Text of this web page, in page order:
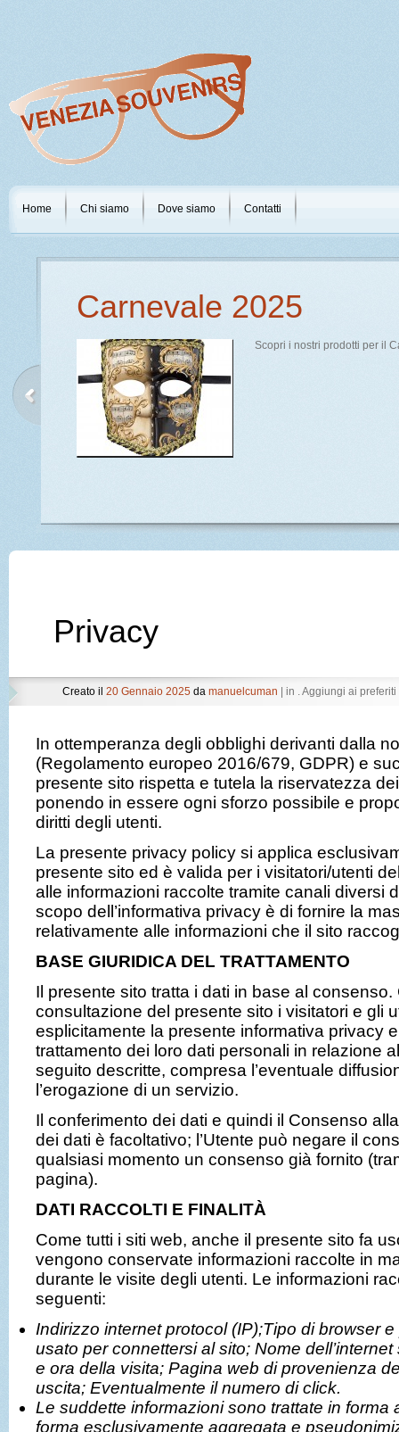
Home Chi siamo Dove siamo Contatti
Nuovo Catalogo
Lettura Espresso
Privacy
Creato il 20 Gennaio 2025 da manuelcuman | in . Aggiungi ai
In ottemperanza degli obblighi derivanti dalla
(Regolamento europeo 2016/679, GDPR) e
presente sito rispetta e tutela la riservatezza
ponendo in essere ogni sforzo possibile e
diritti degli utenti.
La presente privacy policy si applica
presente sito ed è valida per i visitatori/utenti
alle informazioni raccolte tramite canali diversi
scopo dell’informativa privacy è di fornire la
relativamente alle informazioni che il sito
BASE GIURIDICA DEL TRATTAMENTO
Il presente sito tratta i dati in base al consenso.
consultazione del presente sito i visitatori e gli
esplicitamente la presente informativa privacy
trattamento dei loro dati personali in relazione
seguito descritte, compresa l’eventuale
l’erogazione di un servizio.
Il conferimento dei dati e quindi il Consenso
dei dati è facoltativo; l’Utente può negare il
qualsiasi momento un consenso già fornito
pagina).
DATI RACCOLTI E FINALITÀ
Come tutti i siti web, anche il presente sito fa
vengono conservate informazioni raccolte in
durante le visite degli utenti. Le informazioni
seguenti:
Indirizzo internet protocol (IP);Tipo di browser
usato per connettersi al sito; Nome
e ora della visita; Pagina web di provenienza
uscita; Eventualmente il numero di click.
Le suddette informazioni sono trattate in forma
forma esclusivamente aggregata e